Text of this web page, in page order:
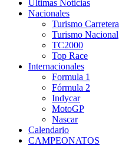
Últimas Noticias
Nacionales
Turismo Carretera
Turismo Nacional
TC2000
Top Race
Internacionales
Formula 1
Fórmula 2
Indycar
MotoGP
Nascar
Calendario
CAMPEONATOS